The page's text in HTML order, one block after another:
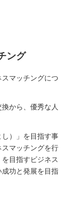
ング
マッチングにつ
から、優秀な人
し）」を目指す事
マッチングを行
目指すビジネス
功と発展を目指